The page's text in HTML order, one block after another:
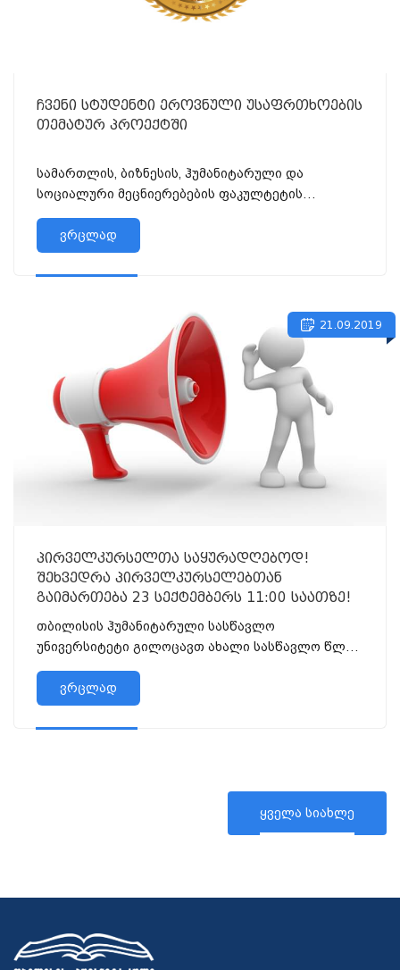
ჩვენი სტუდენტი ეროვნული უსაფრთხოების
თემატურ პროექტში
სამართლის, ბიზნესის, ჰუმანიტარული და
სოციალური მეცნიერებების ფაკულტეტის
ფსიქოლოგიის საბაკალავრო პროგრამის, III
კურსის სტუდენტმა, მარიამ ხუციშვილმა
წარმატებით გაიარა შე...
ვრცლად
21.09.2019
პირველკურსელთა საყურადღებოდ!
შეხვედრა პირველკურსელებთან
გაიმართება 23 სექტემბერს 11:00 საათზე!
თბილისის ჰუმანიტარული სასწავლო
უნივერსიტეტი გილოცავთ ახალი სასწავლო წლის
დაწყებას!!! &n...
ვრცლად
ყველა სიახლე